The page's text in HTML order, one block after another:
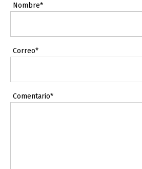
Nombre*
Correo*
Comentario*